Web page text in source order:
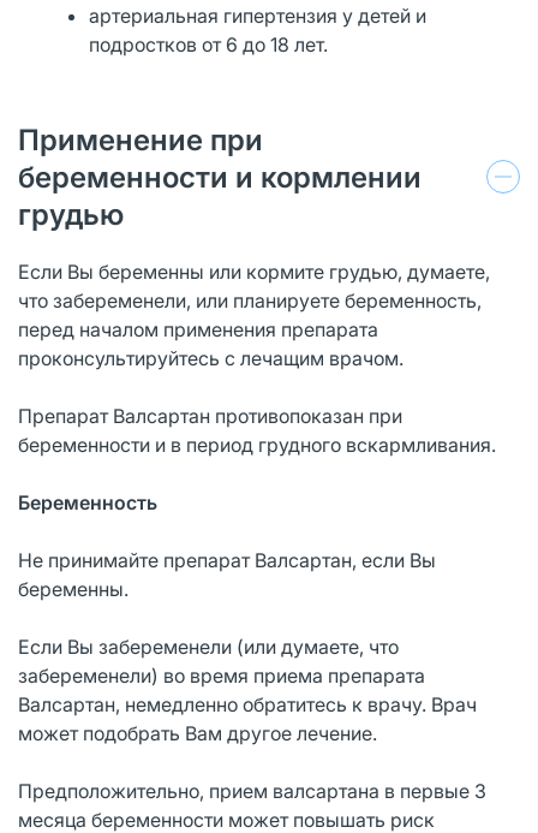
артериальная гипертензия у детей и
подростков от 6 до 18 лет.
Применение при
беременности и кормлении
грудью
Если Вы беременны или кормите грудью, думаете,
что забеременели, или планируете беременность,
перед началом применения препарата
проконсультируйтесь с лечащим врачом.
Препарат Валсартан противопоказан при
беременности и в период грудного вскармливания.
Беременность
Не принимайте препарат Валсартан, если Вы
беременны.
Если Вы забеременели (или думаете, что
забеременели) во время приема препарата
Валсартан, немедленно обратитесь к врачу. Врач
может подобрать Вам другое лечение.
Предположительно, прием валсартана в первые 3
месяца беременности может повышать риск